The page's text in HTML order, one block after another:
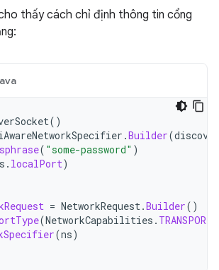
thấy cách chỉ định thông tin cổng
()
.Builder(
( "some-password" )
. localPort)
= NetworkRequest.Builder()
(NetworkCapabilities .
(ns)